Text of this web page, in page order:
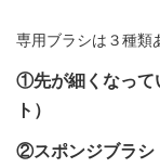
専用ブラシは３種類
①先が細くなって
ト）
②スポンジブラシ